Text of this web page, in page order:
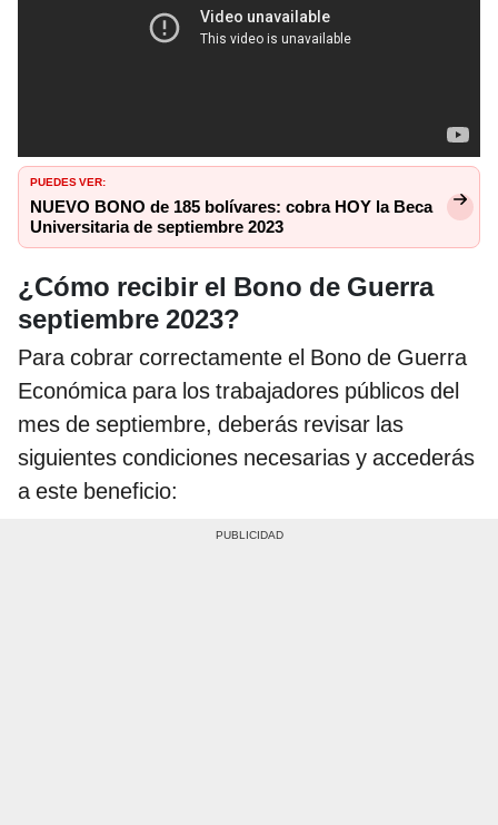
PUEDES VER:
NUEVO BONO de 185 bolívares: cobra HOY la Beca
Universitaria de septiembre 2023
¿Cómo recibir el Bono de Guerra
septiembre 2023?
Para cobrar correctamente el Bono de Guerra
Económica para los trabajadores públicos del
mes de septiembre, deberás revisar las
siguientes condiciones necesarias y accederás
a este beneficio: